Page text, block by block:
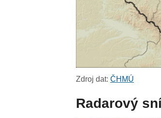
Zdroj dat:ČHMÚ
Radarový